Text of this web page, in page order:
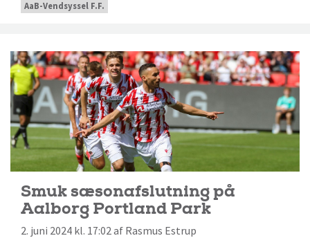
AaB-Vendsyssel F.F.
Smuk sæsonafslutning på
Aalborg Portland Park
2. juni 2024 kl. 17:02 af Rasmus Estrup